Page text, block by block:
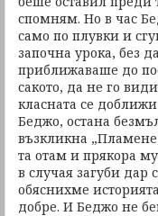
спомням. Но в час
само по плувки и
започна урока, без
приближаваше до
сакото, да не го
класната се
Беджо, остана
възкликна
та отам и прякора
в случая загуби дар
обяснихме
добре. И Беджо не